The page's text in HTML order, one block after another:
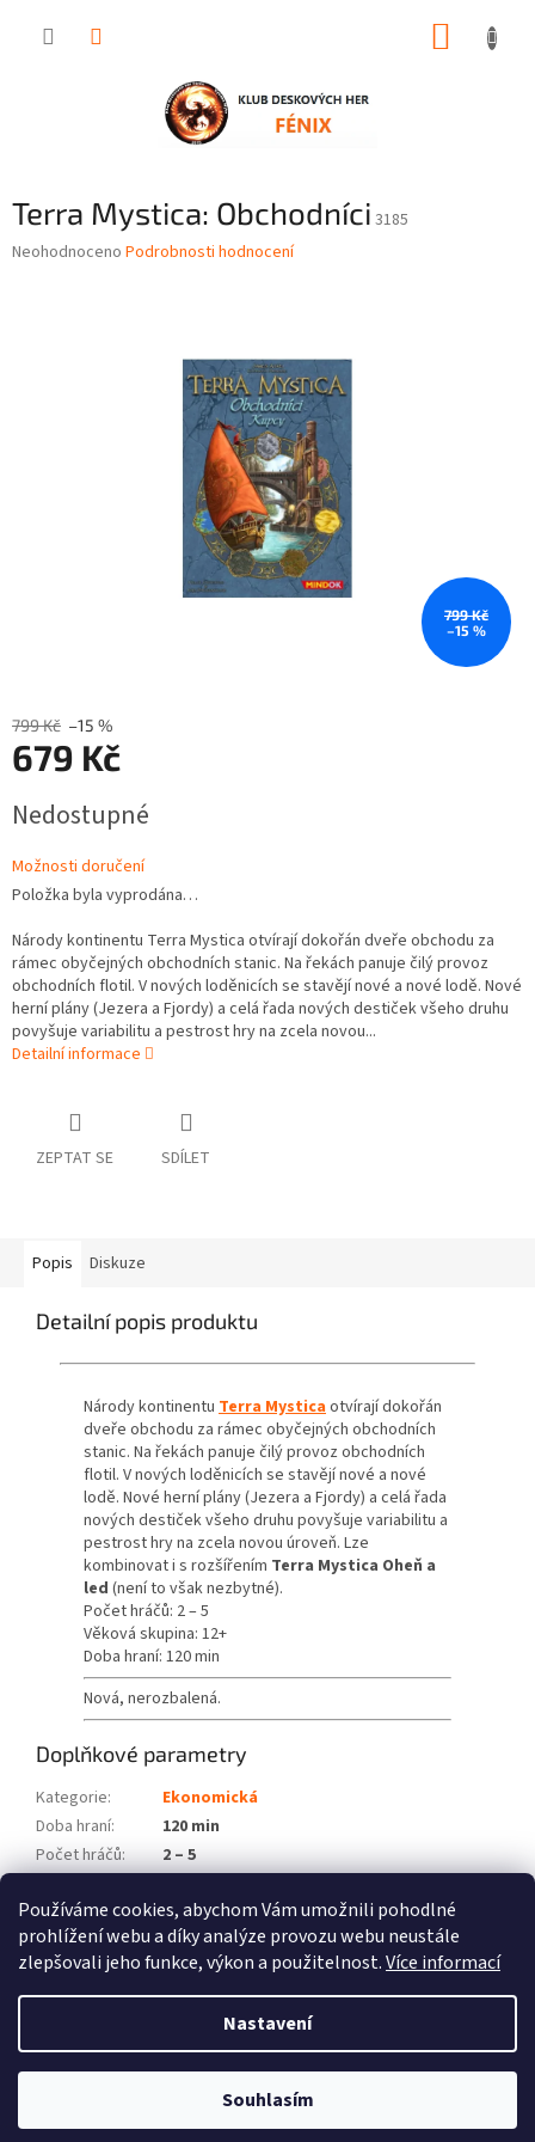
Používáme cookies, abychom Vám umožnili pohodlné
prohlížení webu a díky analýze provozu webu neustále
zlepšovali jeho funkce, výkon a použitelnost.Více informací
Nastavení
Souhlasím
Terra Mystica: Obchodníci 3185
Průměrné
Neohodnoceno Podrobnosti hodnocení
799 Kč
–15 %
799 Kč –15 %
679 Kč
cena:
Nedostupné
Možnosti doručení
Položka byla vyprodána…
Národy kontinentu Terra Mystica otvírají dokořán dveře obchodu za
rámec obyčejných obchodních stanic. Na řekách panuje čilý provoz
obchodních flotil. V nových loděnicích se stavějí nové a nové lodě. Nové
herní plány (Jezera a Fjordy) a celá řada nových destiček všeho druhu
povyšuje variabilitu a pestrost hry na zcela novou...
Detailní informace
ZEPTAT SE SDÍLET
Popis Diskuze
Detailní popis produktu
Národy kontinentu Terra Mysticaotvírají dokořán
dveře obchodu za rámec obyčejných obchodních
stanic. Na řekách panuje čilý provoz obchodních
flotil. V nových loděnicích se stavějí nové a nové
lodě. Nové herní plány (Jezera a Fjordy) a celá řada
nových destiček všeho druhu povyšuje variabilitu a
pestrost hry na zcela novou úroveň. Lze
kombinovat i s rozšířením Terra Mystica Oheň a
led (není to však nezbytné).
Počet hráčů: 2 – 5
Věková skupina: 12+
Doba hraní: 120 min
Nová, nerozbalená.
Doplňkové parametry
Kategorie:
Ekonomická
Doba hraní:
120 min
Počet hráčů:
2 – 5
Položka byla vyprodána…
Vytvořil Shoptet
Fénix hry. Všechna práva vyhrazena.